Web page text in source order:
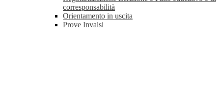
corresponsabilità
Orientamento in uscita
Prove Invalsi